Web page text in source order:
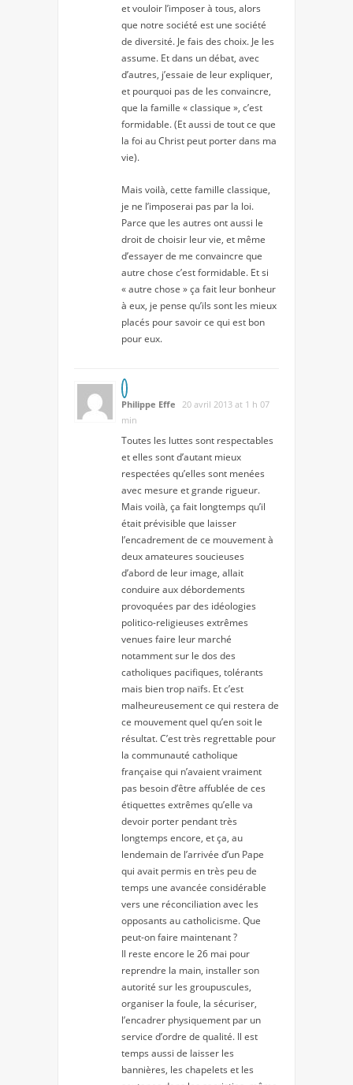
et vouloir l’imposer à tous, alors
que notre société est une société
de diversité. Je fais des choix. Je les
assume. Et dans un débat, avec
d’autres, j’essaie de leur expliquer,
et pourquoi pas de les convaincre,
que la famille « classique », c’est
formidable. (Et aussi de tout ce que
la foi au Christ peut porter dans ma
vie).
Mais voilà, cette famille classique,
je ne l’imposerai pas par la loi.
Parce que les autres ont aussi le
droit de choisir leur vie, et même
d’essayer de me convaincre que
autre chose c’est formidable. Et si
« autre chose » ça fait leur bonheur
à eux, je pense qu’ils sont les mieux
placés pour savoir ce qui est bon
pour eux.
Philippe Effe
20 avril 2013 at 1 h 07
min
Toutes les luttes sont respectables
et elles sont d’autant mieux
respectées qu’elles sont menées
avec mesure et grande rigueur.
Mais voilà, ça fait longtemps qu’il
était prévisible que laisser
l’encadrement de ce mouvement à
deux amateures soucieuses
d’abord de leur image, allait
conduire aux débordements
provoquées par des idéologies
politico-religieuses extrêmes
venues faire leur marché
notamment sur le dos des
catholiques pacifiques, tolérants
mais bien trop naïfs. Et c’est
malheureusement ce qui restera de
ce mouvement quel qu’en soit le
résultat. C’est très regrettable pour
la communauté catholique
française qui n’avaient vraiment
pas besoin d’être affublée de ces
étiquettes extrêmes qu’elle va
devoir porter pendant très
longtemps encore, et ça, au
lendemain de l’arrivée d’un Pape
qui avait permis en très peu de
temps une avancée considérable
vers une réconciliation avec les
opposants au catholicisme. Que
peut-on faire maintenant ?
Il reste encore le 26 mai pour
reprendre la main, installer son
autorité sur les groupuscules,
organiser la foule, la sécuriser,
l’encadrer physiquement par un
service d’ordre de qualité. Il est
temps aussi de laisser les
bannières, les chapelets et les